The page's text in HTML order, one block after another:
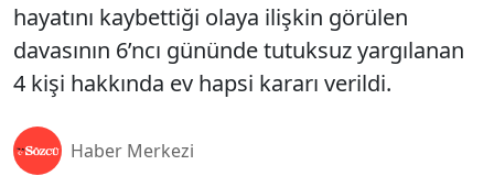
hayatını kaybettiği olaya ilişkin görülen
davasının 6’ncı gününde tutuksuz yargılanan
4 kişi hakkında ev hapsi kararı verildi.
Haber Merkezi